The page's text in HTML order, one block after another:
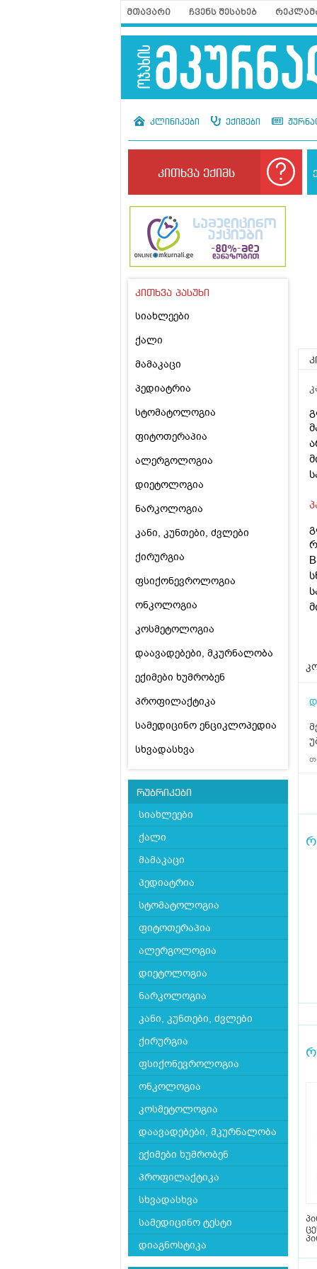
მთავარი ჩვენს შესახებ
კლინიკები ექიმები
კითხვა ექიმს
კითხვა პასუხი
სიახლეები
ქალი
მამაკაცი
პედიატრია
სტომატოლოგია
ფიტოთერაპია
ალერგოლოგია
დიეტოლოგია
ნარკოლოგია
კანი, კუნთები, ძვლები
ქირურგია
ფსიქონევროლოგია
ონკოლოგია
კოსმეტოლოგია
დაავადებები, მკურნალობა
ექიმები ხუმრობენ
პროფილაქტიკა
სამედიცინო ენციკლოპედია
სხვადასხვა
რუბრიკები
სიახლეები
ქალი
მამაკაცი
პედიატრია
სტომატოლოგია
ფიტოთერაპია
ალერგოლოგია
დიეტოლოგია
ნარკოლოგია
კანი, კუნთები, ძვლები
ქირურგია
ფსიქონევროლოგია
ონკოლოგია
კოსმეტოლოგია
დაავადებები, მკურნალობა
ექიმები ხუმრობენ
პროფილაქტიკა
სხვადასხვა
სამედიცინო ტესტი
დიაგნოსტიკა